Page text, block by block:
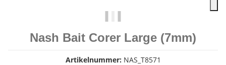
Nash Bait Corer Large (7mm)
Artikelnummer: NAS_T8571